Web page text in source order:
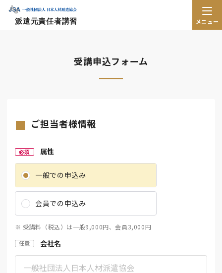
メニュー
派遣元責任者講習
受講申込フォーム
ご担当者様情報
必須 属性
一般での申込み
会員での申込み
※ 受講料（税込）は一般9,000円、会員3,000円
任意 会社名